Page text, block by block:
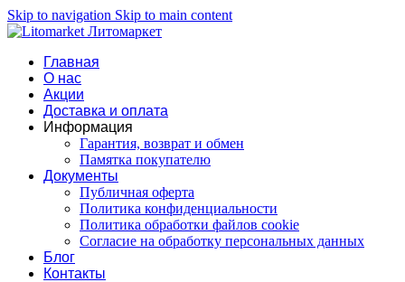
Skip to navigation Skip to main content
Главная
О нас
Акции
Доставка и оплата
Информация
Гарантия, возврат и обмен
Памятка покупателю
Документы
Публичная оферта
Политика конфиденциальности
Политика обработки файлов cookie
Согласие на обработку персональных данных
Блог
Контакты